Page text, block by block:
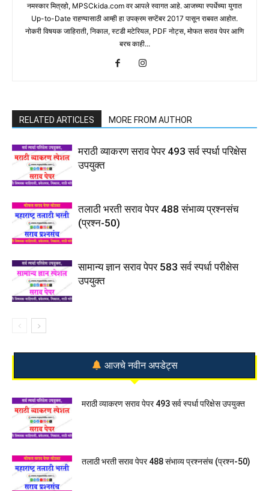
नमस्कार मित्रहो, MPSCkida.com वर आपले स्वागत आहे. आजच्या स्पर्धेच्या युगात
Up-to-Date राहण्यासाठी आम्ही हा उपक्रम सप्टेंबर 2017 पासून राबवत आहोत.
नोकरी विषयक जाहिराती, निकाल, स्टडी मटेरियल, PDF नोट्स, मोफत सराव पेपर आणि
बरच काही...
RELATED ARTICLES MORE FROM AUTHOR
मराठी व्याकरण सराव पेपर 493 सर्व स्पर्धा परिक्षेस
उपयुक्त
तलाठी भरती सराव पेपर 488 संभाव्य प्रश्नसंच
(प्रश्न-50)
सामान्य ज्ञान सराव पेपर 583 सर्व स्पर्धा परीक्षेस
उपयुक्त
आजचे नवीन अपडेट्स
मराठी व्याकरण सराव पेपर 493 सर्व स्पर्धा परिक्षेस उपयुक्त
तलाठी भरती सराव पेपर 488 संभाव्य प्रश्नसंच (प्रश्न-50)